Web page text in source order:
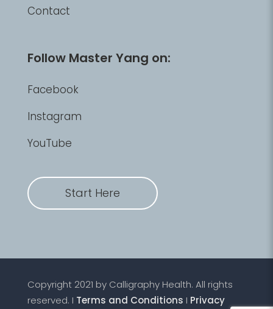
Contact
Follow Master Yang on:
Facebook
Instagram
YouTube
Start Here
Copyright 2021 by Calligraphy Health. All rights
reserved. I Terms and Conditions I Privacy